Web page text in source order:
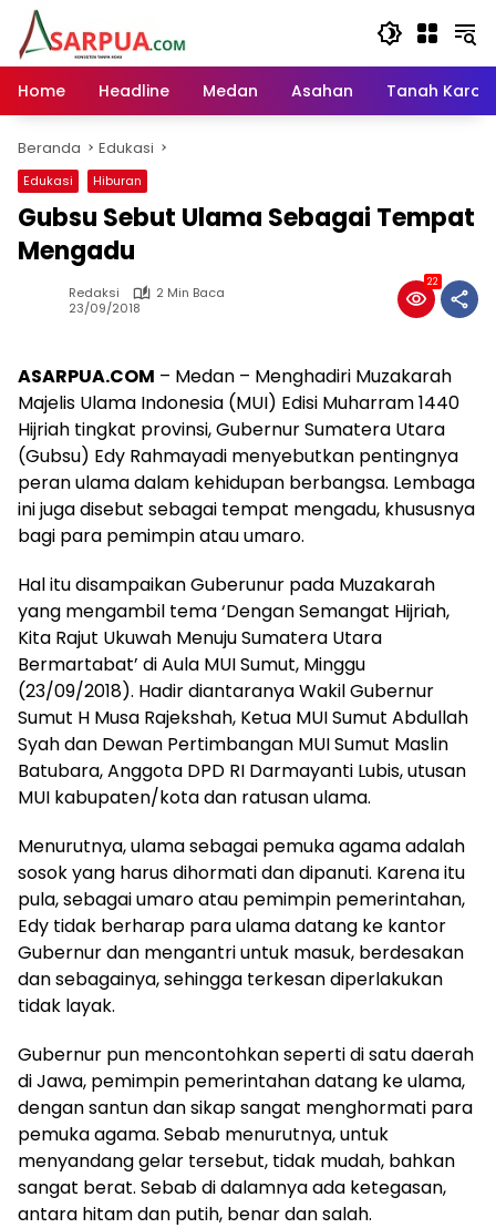
Langsung
konten
Home
Headline Medan Asahan Tanah Karo
Beranda Edukasi
Edukasi Hiburan
Gubsu Sebut Ulama Sebagai Tempat
Mengadu
Redaksi
2 Min Baca
23/09/2018
22
ASARPUA.COM – Medan – Menghadiri Muzakarah
Majelis Ulama Indonesia (MUI) Edisi Muharram 1440
Hijriah tingkat provinsi, Gubernur Sumatera Utara
(Gubsu) Edy Rahmayadi menyebutkan pentingnya
peran ulama dalam kehidupan berbangsa. Lembaga
ini juga disebut sebagai tempat mengadu, khususnya
bagi para pemimpin atau umaro.
Hal itu disampaikan Guberunur pada Muzakarah
yang mengambil tema ‘Dengan Semangat Hijriah,
Kita Rajut Ukuwah Menuju Sumatera Utara
Bermartabat’ di Aula MUI Sumut, Minggu
(23/09/2018). Hadir diantaranya Wakil Gubernur
Sumut H Musa Rajekshah, Ketua MUI Sumut Abdullah
Syah dan Dewan Pertimbangan MUI Sumut Maslin
Batubara, Anggota DPD RI Darmayanti Lubis, utusan
MUI kabupaten/kota dan ratusan ulama.
Menurutnya, ulama sebagai pemuka agama adalah
sosok yang harus dihormati dan dipanuti. Karena itu
pula, sebagai umaro atau pemimpin pemerintahan,
Edy tidak berharap para ulama datang ke kantor
Gubernur dan mengantri untuk masuk, berdesakan
dan sebagainya, sehingga terkesan diperlakukan
tidak layak.
Gubernur pun mencontohkan seperti di satu daerah
di Jawa, pemimpin pemerintahan datang ke ulama,
dengan santun dan sikap sangat menghormati para
pemuka agama. Sebab menurutnya, untuk
menyandang gelar tersebut, tidak mudah, bahkan
sangat berat. Sebab di dalamnya ada ketegasan,
antara hitam dan putih, benar dan salah.